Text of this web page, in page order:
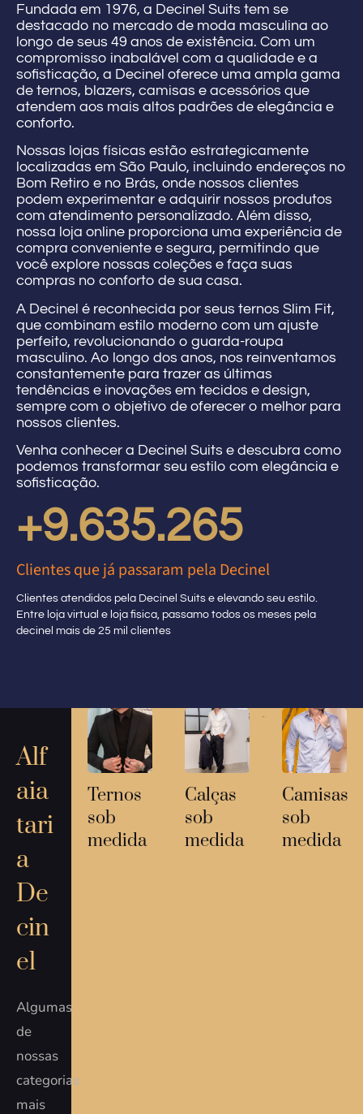
Fundada em 1976, a Decinel Suits tem se
destacado no mercado de moda masculina ao
longo de seus 49 anos de existência. Com um
compromisso inabalável com a qualidade e a
sofisticação, a Decinel oferece uma ampla gama
de ternos, blazers, camisas e acessórios que
atendem aos mais altos padrões de elegância e
conforto.
Nossas lojas físicas estão estrategicamente
localizadas em São Paulo, incluindo endereços no
Bom Retiro e no Brás, onde nossos clientes
podem experimentar e adquirir nossos produtos
com atendimento personalizado. Além disso,
nossa loja online proporciona uma experiência de
compra conveniente e segura, permitindo que
você explore nossas coleções e faça suas
compras no conforto de sua casa.
A Decinel é reconhecida por seus ternos Slim Fit,
que combinam estilo moderno com um ajuste
perfeito, revolucionando o guarda-roupa
masculino. Ao longo dos anos, nos reinventamos
constantemente para trazer as últimas
tendências e inovações em tecidos e design,
sempre com o objetivo de oferecer o melhor para
nossos clientes.
Venha conhecer a Decinel Suits e descubra como
podemos transformar seu estilo com elegância e
sofisticação.
Clientes que já passaram pela Decinel
+10.000.000
Clientes atendidos pela Decinel Suits e elevando seu estilo.
Entre loja virtual e loja fisica, passamo todos os meses pela
decinel mais de 25 mil clientes
Alf
aia
tari
a
De
cin
el
Algumas
de
nossas
categorias
mais
Ternos
sob
medida
Calças
sob
medida
Camisas
sob
medida